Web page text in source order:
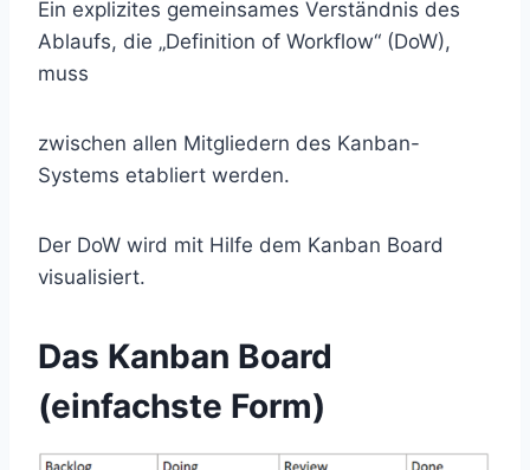
Ein explizites gemeinsames Verständnis des
Ablaufs, die „Definition of Workflow“ (DoW),
muss
zwischen allen Mitgliedern des Kanban-
Systems etabliert werden.
Der DoW wird mit Hilfe dem Kanban Board
visualisiert.
Das Kanban Board
(einfachste Form)